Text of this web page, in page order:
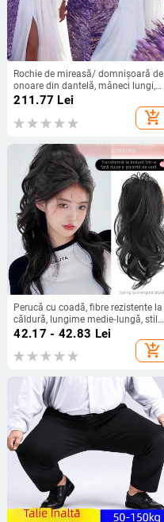
Rochie de mireasă/ domnișoară de
onoare din dantelă, mâneci lungi,
decolteu adânc în V, despicare, tren
211.77 Lei
add_shopping_cart
Perucă cu coadă, fibre rezistente la
căldură, lungime medie‑lungă, stil
natural de tip curs de cascadă cu
bucle, model coadă cascadă, nu
poate fi vopsită sau îndreptată
42.17 - 42.83 Lei
add_shopping_cart